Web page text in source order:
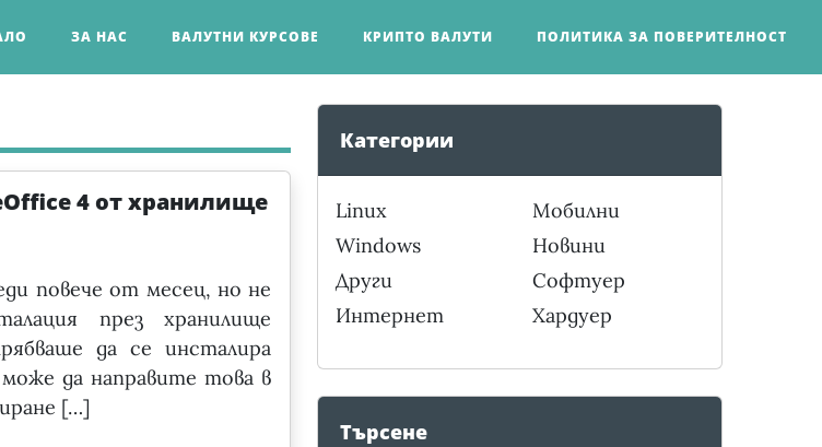
ЗА НАС ВАЛУТНИ КУРСОВЕ КРИПТО ВАЛУТИ ПОЛИТИКА ЗА ПОВЕРИТЕЛНОСТ
4 от хранилище
повече от месец, но не
през хранилище
да се инсталира
да направите това в
[…]
Категории
Linux
Windows
Други
Интернет
Мобилни
Новини
Софтуер
Хардуер
Търсене